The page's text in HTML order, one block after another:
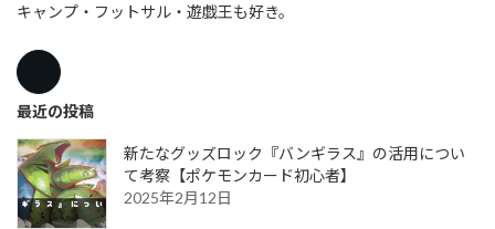
キャンプ・フットサル・遊戯王も好き。
最近の投稿
新たなグッズロック『バンギラス』の活用につい
て考察【ポケモンカード初心者】
2025年2月12日